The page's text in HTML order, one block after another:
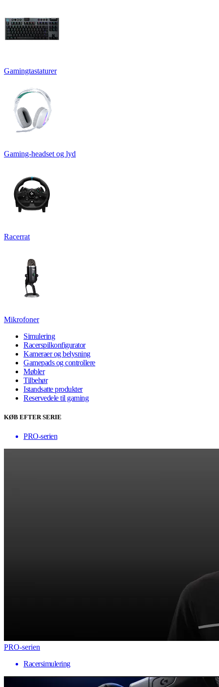
Gamingtastaturer
Gaming-headset og lyd
Racerrat
Mikrofoner
Simulering
Racerspilkonfigurator
Kameraer og belysning
Gamepads og controllere
Møbler
Tilbehør
Istandsatte produkter
Reservedele til gaming
KØB EFTER SERIE
PRO-serien
PRO-serien
Racersimulering